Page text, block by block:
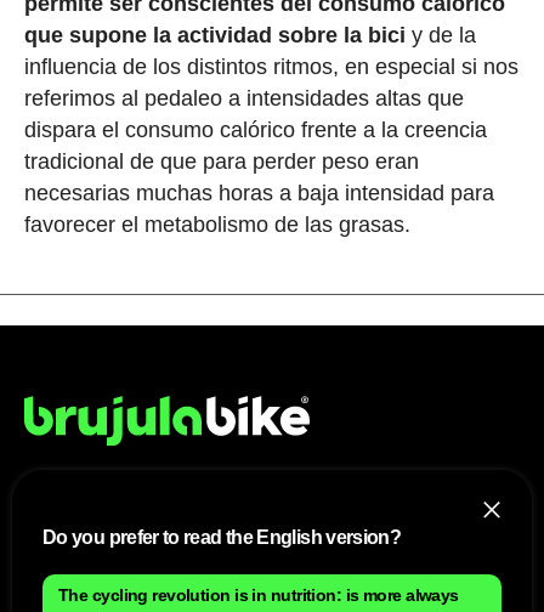
que supone la actividad sobre la bici y de la
influencia de los distintos ritmos, en especial si nos
referimos al pedaleo a intensidades altas que
dispara el consumo calórico frente a la creencia
tradicional de que para perder peso eran
necesarias muchas horas a baja intensidad para
favorecer el metabolismo de las grasas.
Aviso Legal
Anúnciate con nosotros
Do you prefer to read the English version?
The cycling revolution is in nutrition: is more always